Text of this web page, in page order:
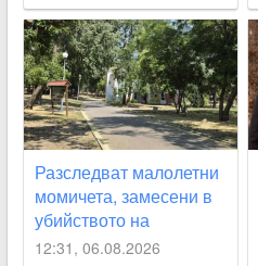
Разследват малолетни
момичета, замесени в
убийството на
Младежки хълм
12:31, 06.08.2026